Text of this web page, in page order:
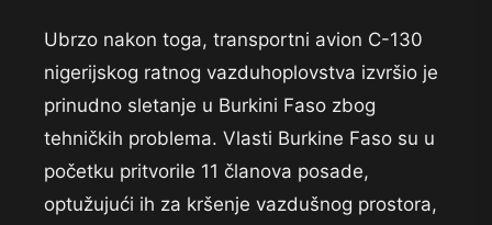
Ubrzo nakon toga, transportni avion C-130
nigerijskog ratnog vazduhoplovstva izvršio je
prinudno sletanje u Burkini Faso zbog
tehničkih problema. Vlasti Burkine Faso su u
početku pritvorile 11 članova posade,
optužujući ih za kršenje vazdušnog prostora,